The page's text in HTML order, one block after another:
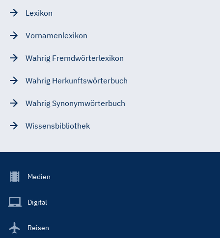
Lexikon
Vornamenlexikon
Wahrig Fremdwörterlexikon
Wahrig Herkunftswörterbuch
Wahrig Synonymwörterbuch
Wissensbibliothek
Footer
Main
Medien
Digital
Reisen